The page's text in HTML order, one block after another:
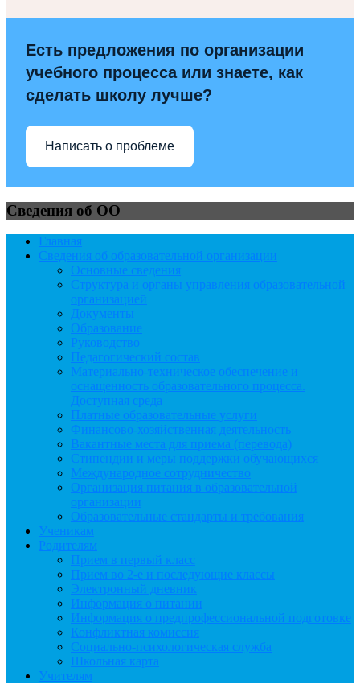
Есть предложения по организации
учебного процесса или знаете, как
сделать школу лучше?
Написать о проблеме
Сведения об ОО
Главная
Сведения об образовательной организации
Основные сведения
Структура и органы управления образовательной
организацией
Документы
Образование
Руководство
Педагогический состав
Материально-техническое обеспечение и
оснащенность образовательного процесса.
Доступная среда
Платные образовательные услуги
Финансово-хозяйственная деятельность
Вакантные места для приема (перевода)
Стипендии и меры поддержки обучающихся
Международное сотрудничество
Организация питания в образовательной
организации
Образовательные стандарты и требования
Ученикам
Родителям
Прием в первый класс
Прием во 2-е и последующие классы
Электронный дневник
Информация о питании
Информация о предпрофессиональной подготовке
Конфликтная комиссия
Социально-психологическая служба
Школьная карта
Учителям